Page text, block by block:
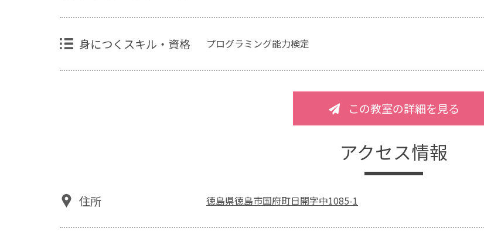
身につくスキル・資格 プログラミング能力検定
この教室の詳細を見る
アクセス情報
住所 徳島県徳島市国府町日開字中1085-1